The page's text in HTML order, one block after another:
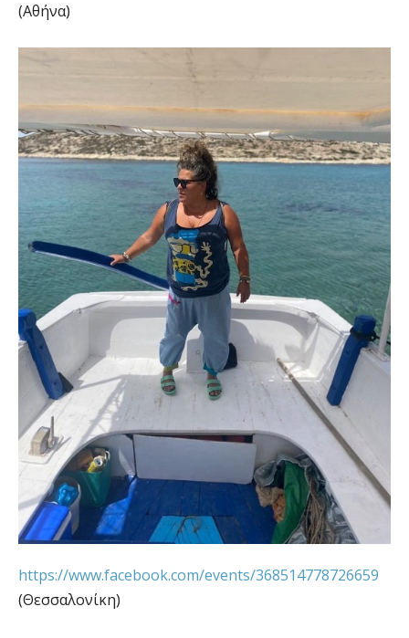
(Αθήνα)
https://www.facebook.com/events/368514778726659
(Θεσσαλονίκη)